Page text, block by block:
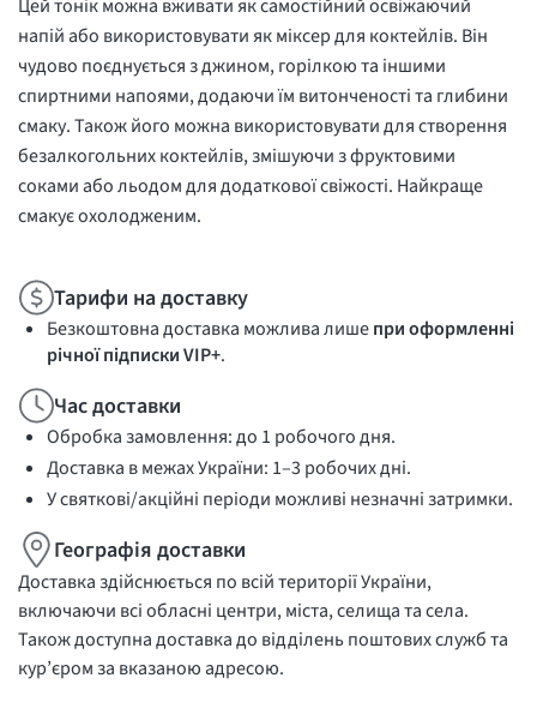
Цей тонік можна вживати як самостійний освіжаючий
напій або використовувати як міксер для коктейлів. Він
чудово поєднується з джином, горілкою та іншими
спиртними напоями, додаючи їм витонченості та глибини
смаку. Також його можна використовувати для створення
безалкогольних коктейлів, змішуючи з фруктовими
соками або льодом для додаткової свіжості. Найкраще
смакує охолодженим.
Тарифи на доставку
Безкоштовна доставка можлива лишепри оформленні
річної підписки VIP+.
Час доставки
Обробка замовлення: до 1 робочого дня.
Доставка в межах України: 1–3 робочих дні.
У святкові/акційні періоди можливі незначні затримки.
Географія доставки
Доставка здійснюється по всій території України,
включаючи всі обласні центри, міста, селища та села.
Також доступна доставка до відділень поштових служб та
кур’єром за вказаною адресою.